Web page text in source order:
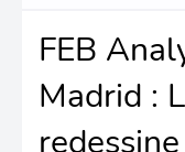
FEB
Madrid :